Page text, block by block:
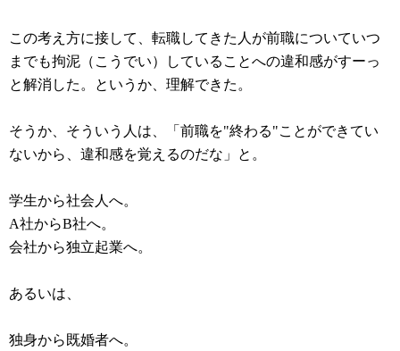
この考え方に接して、転職してきた人が前職についていつ
までも拘泥（こうでい）していることへの違和感がすーっ
と解消した。というか、理解できた。
そうか、そういう人は、「前職を"終わる"ことができてい
ないから、違和感を覚えるのだな」と。
学生から社会人へ。
A社からB社へ。
会社から独立起業へ。
あるいは、
独身から既婚者へ。